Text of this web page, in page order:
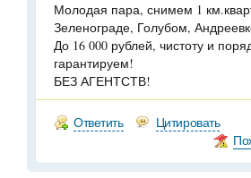
Молодая пара, снимем 1
Зеленограде, Голубом,
До 16 000 рублей, чистоту и
гарантируем!
БЕЗ АГЕНТСТВ!
Ответить
Цитировать